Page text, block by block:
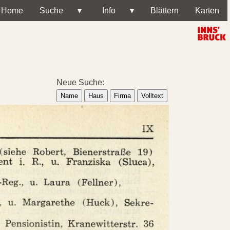
Home Suche ▾ Info ▾ Blättern Karten
Neue Suche:
Name Haus Firma Volltext